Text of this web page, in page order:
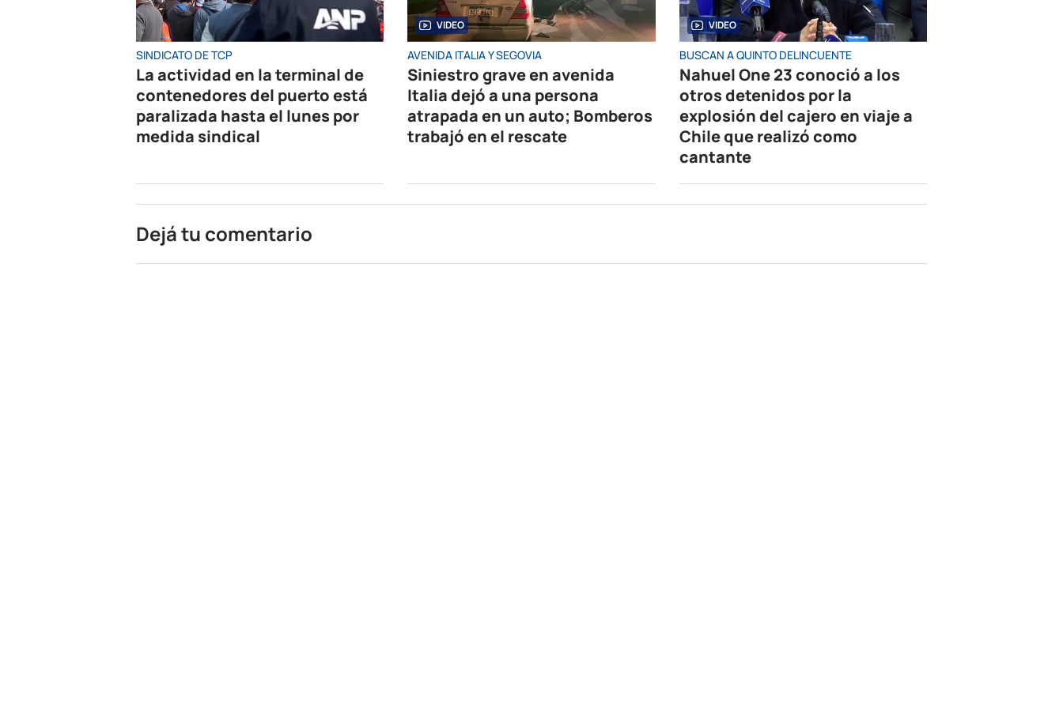
SINDICATO DE TCP
La actividad en la terminal de
contenedores del puerto está
paralizada hasta el lunes por
medida sindical
VIDEO
AVENIDA ITALIA Y SEGOVIA
Siniestro grave en avenida
Italia dejó a una persona
atrapada en un auto; Bomberos
trabajó en el rescate
VIDEO
BUSCAN A QUINTO DELINCUENTE
Nahuel One 23 conoció a los
otros detenidos por la
explosión del cajero en viaje a
Chile que realizó como
cantante
Dejá tu comentario